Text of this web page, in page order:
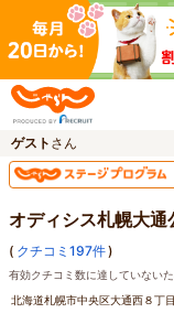
ゲスト さん
オディシス札幌大通
( クチコミ197件)
有効クチコミ数に達していない
北海道札幌市中央区大通西８丁